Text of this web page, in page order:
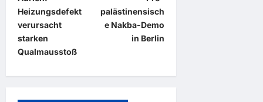
e
i
t
r
a
Heizungsdefekt
verursacht
starken
Qualmausstoß
palästinensisch
e Nakba-Demo
in Berlin